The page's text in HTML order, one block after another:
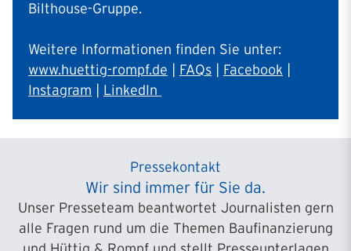
Bilthouse-Gruppe.
Weitere Informationen finden Sie unter:
www.huettig-rompf.de
FAQs Facebook
Instagram
LinkedIn
Pressekontakt
Wir sind immer für Sie da.
Unser Presseteam beantwortet Journalisten gern
alle Fragen rund um die Themen Baufinanzierung